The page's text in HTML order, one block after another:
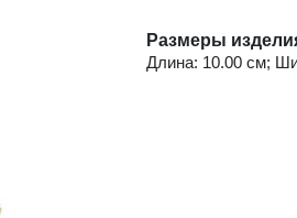
Размеры
Длина: 10.00 см;